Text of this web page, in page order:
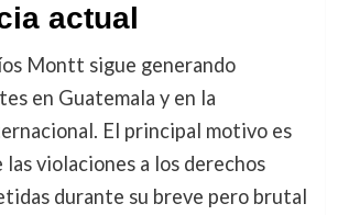
actual
Montt sigue generando
en Guatemala y en la
El principal motivo es
las violaciones a los derechos
durante su breve pero brutal